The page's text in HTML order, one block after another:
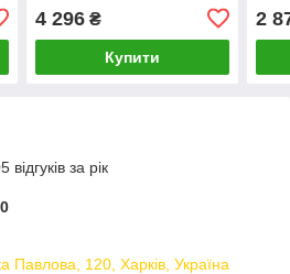
4 296₴
Купити
2
за рік
Павлова, 120, Харків, Україна